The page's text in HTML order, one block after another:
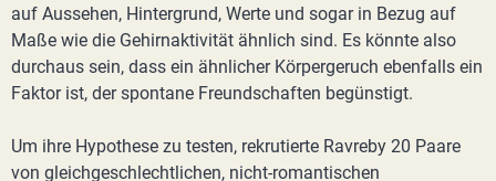
auf Aussehen, Hintergrund, Werte und sogar in Bezug auf
Maße wie die Gehirnaktivität ähnlich sind. Es könnte also
durchaus sein, dass ein ähnlicher Körpergeruch ebenfalls ein
Faktor ist, der spontane Freundschaften begünstigt.
Um ihre Hypothese zu testen, rekrutierte Ravreby 20 Paare
von gleichgeschlechtlichen, nicht-romantischen